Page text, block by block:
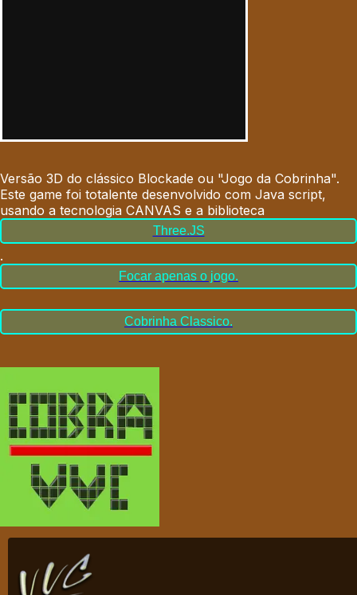
Versão 3D do clássico Blockade ou "Jogo da Cobrinha".
Este game foi totalente desenvolvido com Java script,
usando a tecnologia CANVAS e a biblioteca
Three.JS
.
Focar apenas o jogo.
Cobrinha Classico.